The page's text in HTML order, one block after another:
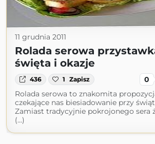
11 grudnia 2011
Rolada serowa
święta i okazje
436 1 Zapisz 0
Rolada serowa to znakomita
czekające nas biesiadowanie przy
Zamiast tradycyjnie pokrojonego sera
(...)